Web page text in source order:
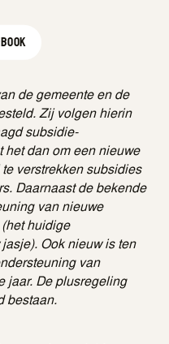
de gemeente en de
Zij volgen hierin
subsidie-
het dan om een nieuwe
verstrekken subsidies
Daarnaast de bekende
van nieuwe
huidige
Ook nieuw is ten
van
jaar. De plusregeling
bestaan.